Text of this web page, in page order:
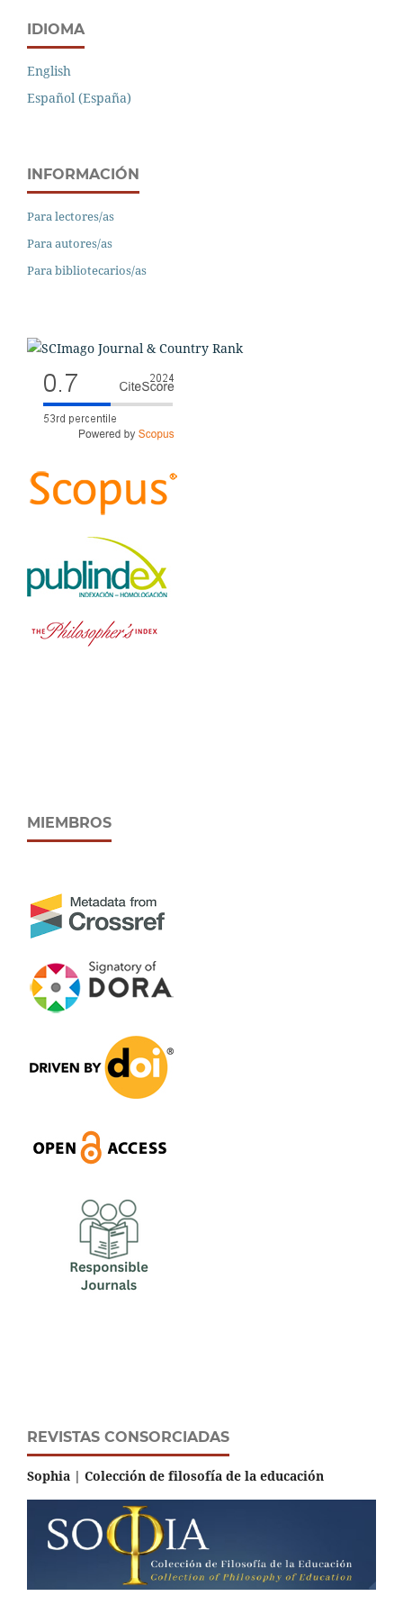
IDIOMA
English
Español (España)
INFORMACIÓN
Para lectores/as
Para autores/as
Para bibliotecarios/as
MIEMBROS
REVISTAS CONSORCIADAS
Sophia | Colección de filosofía de la educación